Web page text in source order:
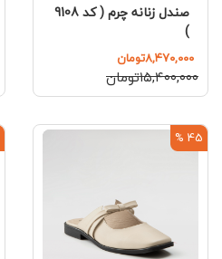
صندل زنانه چرم ( کد 9108
)
۸,۴۷۰,۰۰۰تومان
۱۵,۴۰۰,۰۰۰تومان
45 %